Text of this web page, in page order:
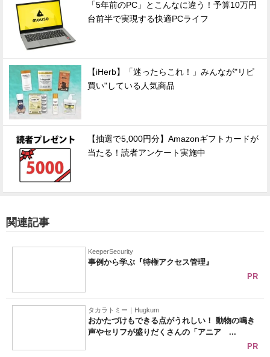
「5年前のPC」とこんなに違う！予算10万円
台前半で実現する快適PCライフ
【iHerb】「迷ったらこれ！」みんなが"リピ
買い"している人気商品
【抽選で5,000円分】Amazonギフトカードが
当たる！読者アンケート実施中
関連記事
KeeperSecurity
事例から学ぶ『特権アクセス管理』
PR
タカラトミー｜Hugkum
おかたづけもできる点がうれしい！ 動物の鳴き
声やセリフが盛りだくさんの「アニア ...
PR